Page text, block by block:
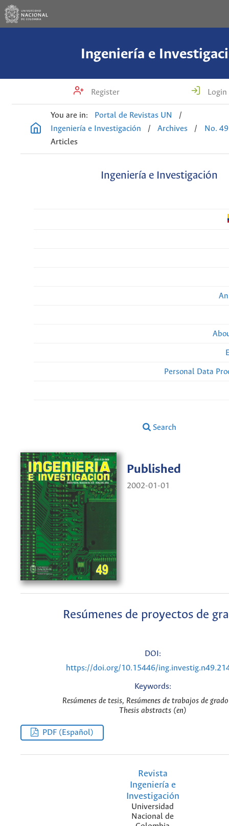
Ingeniería e
Register Login
You are in: Portal de Revistas UN
/
Ingeniería e Investigación
/ Archives /
No.
Articles
Ingeniería e Investigación
Personal Data
Search
Published
2002-01-01
Resúmenes de proyectos de
DOI:
https://doi.org/10.15446/
Keywords:
Resúmenes de tesis, Resúmenes de trabajos de
Thesis abstracts (en)
PDF (Español)
Revista
Ingeniería e
Investigación
Universidad
Nacional de